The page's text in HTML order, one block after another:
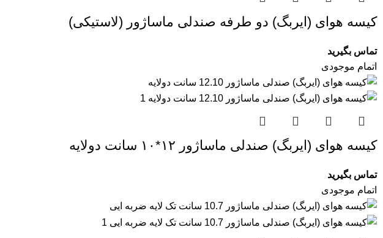
کیسه هوای (ایربگ) دو طرفه صندلی ماساژور (لاستیکی)
تماس بگیرید
اتمام موجودی
کیسه هوای (ایربگ) صندلی ماساژور ۱۲*۱۰ سانت دولایه
تماس بگیرید
اتمام موجودی